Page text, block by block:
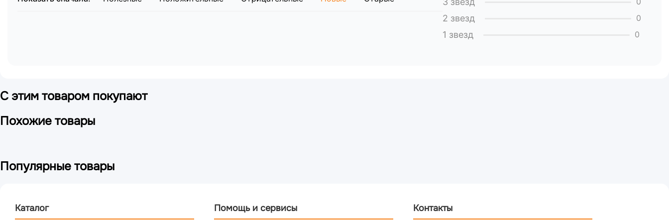
2 звезд 0
1 звезд 0
С этим товаром покупают
Похожие товары
Популярные товары
Каталог Помощь и сервисы Контакты